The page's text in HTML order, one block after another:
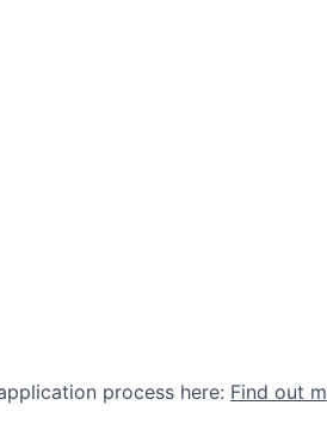
process here: Find out